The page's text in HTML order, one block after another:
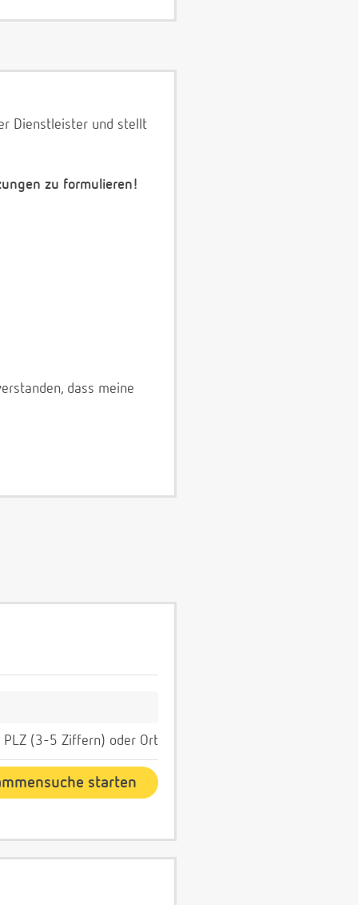
Dienstleister und stellt
zu formulieren!
dass meine
PLZ (3-5 Ziffern) oder Ort